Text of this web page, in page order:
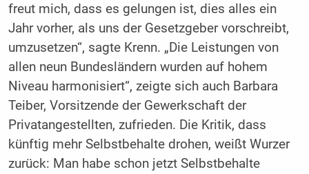
freut mich, dass es gelungen ist, dies alles ein
Jahr vorher, als uns der Gesetzgeber vorschreibt,
umzusetzen“, sagte Krenn. „Die Leistungen von
allen neun Bundesländern wurden auf hohem
Niveau harmonisiert“, zeigte sich auch Barbara
Teiber, Vorsitzende der Gewerkschaft der
Privatangestellten, zufrieden. Die Kritik, dass
künftig mehr Selbstbehalte drohen, weißt Wurzer
zurück: Man habe schon jetzt Selbstbehalte